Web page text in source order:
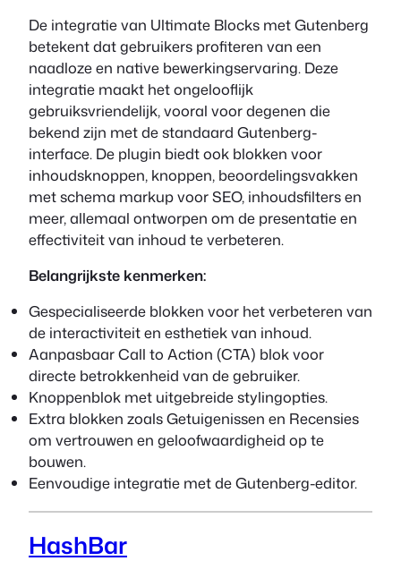
De integratie van Ultimate Blocks met Gutenberg
betekent dat gebruikers profiteren van een
naadloze en native bewerkingservaring. Deze
integratie maakt het ongelooflijk
gebruiksvriendelijk, vooral voor degenen die
bekend zijn met de standaard Gutenberg-
interface. De plugin biedt ook blokken voor
inhoudsknoppen, knoppen, beoordelingsvakken
met schema markup voor SEO, inhoudsfilters en
meer, allemaal ontworpen om de presentatie en
effectiviteit van inhoud te verbeteren.
Belangrijkste kenmerken:
Gespecialiseerde blokken voor het verbeteren van
de interactiviteit en esthetiek van inhoud.
Aanpasbaar Call to Action (CTA) blok voor
directe betrokkenheid van de gebruiker.
Knoppenblok met uitgebreide stylingopties.
Extra blokken zoals Getuigenissen en Recensies
om vertrouwen en geloofwaardigheid op te
bouwen.
Eenvoudige integratie met de Gutenberg-editor.
HashBar